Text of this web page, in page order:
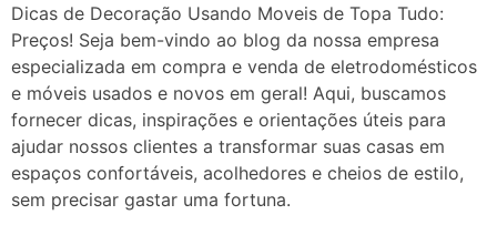
Dicas de Decoração Usando Moveis de Topa Tudo:
Preços! Seja bem-vindo ao blog da nossa empresa
especializada em compra e venda de eletrodomésticos
e móveis usados e novos em geral! Aqui, buscamos
fornecer dicas, inspirações e orientações úteis para
ajudar nossos clientes a transformar suas casas em
espaços confortáveis, acolhedores e cheios de estilo,
sem precisar gastar uma fortuna.